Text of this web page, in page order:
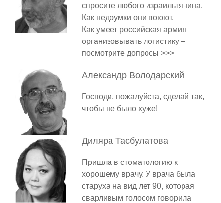
спросите любого израильтянина.
Как недоумки они воюют.
Как умеет российская армия
организовывать логистику –
посмотрите допросы >>>
Александр Володарский
Господи, пожалуйста, сделай так,
чтобы не было хуже!
Диляра Тасбулатова
Пришла в стоматологию к
хорошему врачу. У врача была
старуха на вид лет 90, которая
сварливым голосом говорила